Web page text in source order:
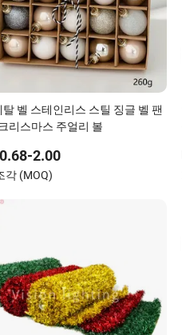
탈 벨 스테인리스 스틸 징글 벨 팬
리스마스 주얼리 볼
2.00
각 (MOQ)